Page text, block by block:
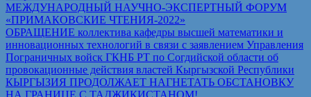
МЕЖДУНАРОДНЫЙ НАУЧНО-ЭКСПЕРТНЫЙ ФОРУМ
«ПРИМАКОВСКИЕ ЧТЕНИЯ-2022»
ОБРАЩЕНИЕ коллектива кафедры высшей математики и
инновационных технологий в связи с заявлением Управления
Пограничных войск ГКНБ РТ по Согдийской области об
провокационные действия властей Кыргызской Республики
КЫРГЫЗИЯ ПРОДОЛЖАЕТ НАГНЕТАТЬ ОБСТАНОВКУ
НА ГРАНИЦЕ С ТАДЖИКИСТАНОМ!